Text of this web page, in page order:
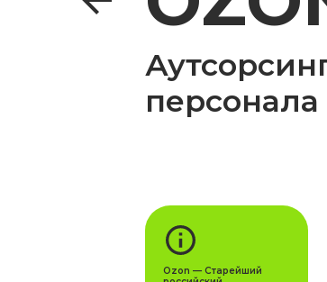
Аутсорсинг
персонала
Ozon — Старейший
российский
универсальный
интернет-магазин